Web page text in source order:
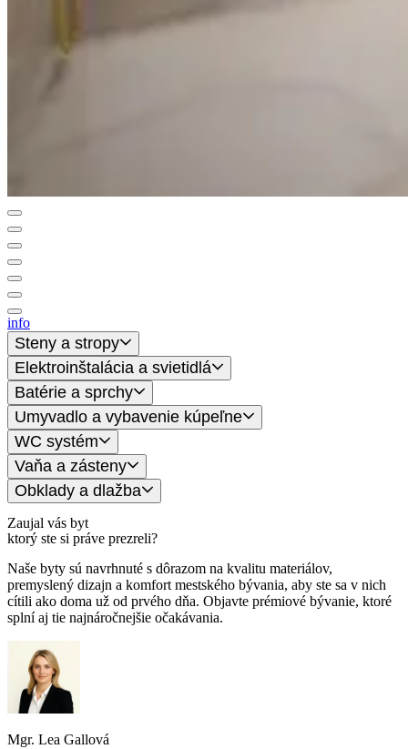
info
Steny a stropy
Elektroinštalácia a svietidlá
Batérie a sprchy
Umyvadlo a vybavenie kúpeľne
WC systém
Vaňa a zásteny
Obklady a dlažba
Zaujal vás byt
ktorý ste si práve prezreli?
Naše byty sú navrhnuté s dôrazom na kvalitu materiálov,
premyslený dizajn a komfort mestského bývania, aby ste sa v nich
cítili ako doma už od prvého dňa. Objavte prémiové bývanie, ktoré
splní aj tie najnáročnejšie očakávania.
Mgr. Lea Gallová